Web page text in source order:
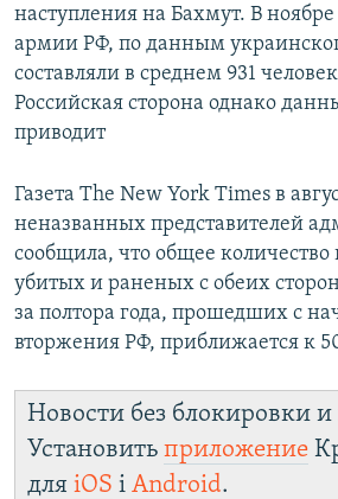
наступления на Бахмут. В
армии РФ, по данным
составляли в среднем 931
Российская сторона однако
приводит
Газета The New York Times в
неназванных представителей
сообщила, что общее
убитых и раненых с обеих
за полтора года, прошедших с
вторжения РФ, приближается к
Новости без блокировки
Установить приложение
для iOS і Android.